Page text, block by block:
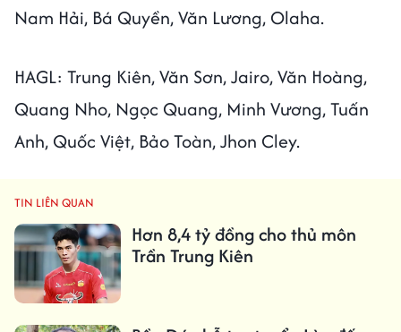
Nam Hải, Bá Quyền, Văn Lương, Olaha.
HAGL: Trung Kiên, Văn Sơn, Jairo, Văn Hoàng,
Quang Nho, Ngọc Quang, Minh Vương, Tuấn
Anh, Quốc Việt, Bảo Toàn, Jhon Cley.
TIN LIÊN QUAN
Hơn 8,4 tỷ đồng cho thủ môn
Trần Trung Kiên